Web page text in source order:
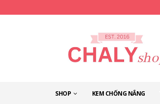
SHOP KEM CHỐNG NẮNG